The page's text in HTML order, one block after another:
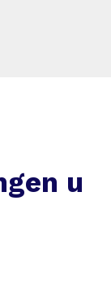
u